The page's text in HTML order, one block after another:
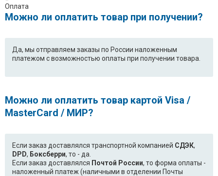
Оплата
Можно ли оплатить товар при получении?
Да, мы отправляем заказы по России наложенным
платежом с возможностью оплаты при получении товара.
Можно ли оплатить товар картой Visa /
MasterCard / МИР?
Если заказ доставлялся транспортной компанией СДЭК,
DPD, Боксберри, то - да.
Если заказ доставлялся Почтой России, то форма оплаты -
наложенный платеж (наличными в отделении Почты